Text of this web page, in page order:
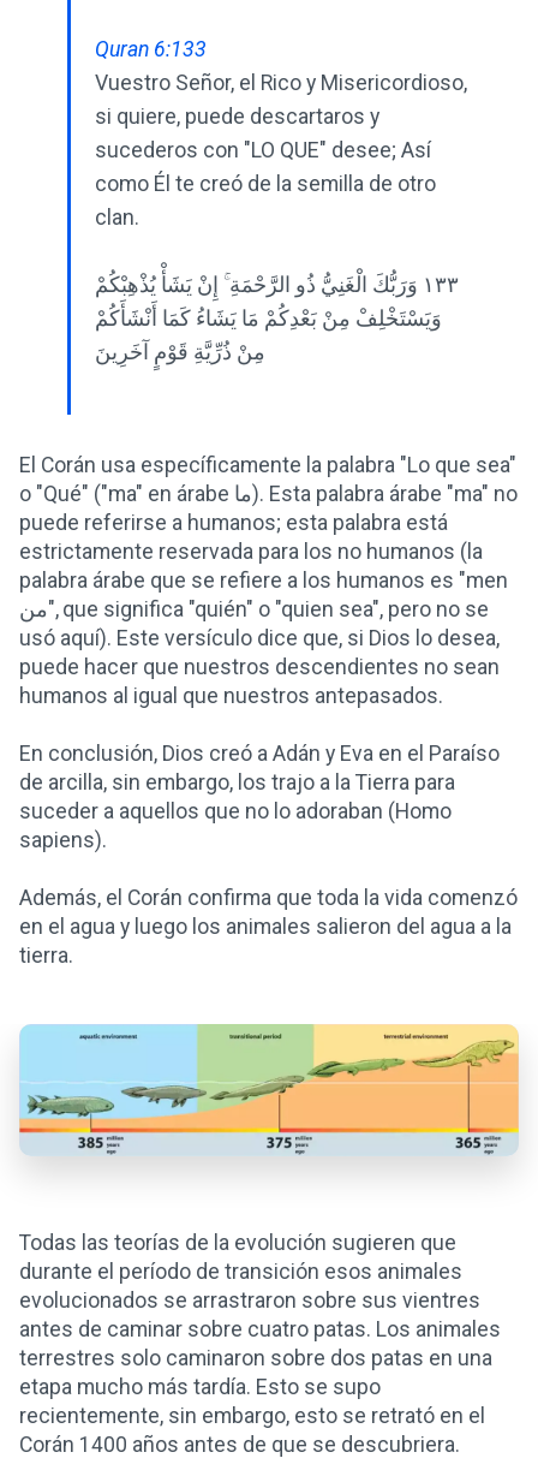
Quran 6:133
Vuestro Señor, el Rico y Misericordioso,
si quiere, puede descartaros y
sucederos con "LO QUE" desee; Así
como Él te creó de la semilla de otro
clan.
١٣٣ وَرَبُّكَ الْغَنِيُّ ذُو الرَّحْمَةِ ۚ إِنْ يَشَأْ يُذْهِبْكُمْ
وَيَسْتَخْلِفْ مِنْ بَعْدِكُمْ مَا يَشَاءُ كَمَا أَنْشَأَكُمْ
مِنْ ذُرِّيَّةِ قَوْمٍ آخَرِينَ
El Corán usa específicamente la palabra "Lo que sea"
o "Qué" ("ma" en árabe ما). Esta palabra árabe "ma" no
puede referirse a humanos; esta palabra está
estrictamente reservada para los no humanos (la
palabra árabe que se refiere a los humanos es "men
من", que significa "quién" o "quien sea", pero no se
usó aquí). Este versículo dice que, si Dios lo desea,
puede hacer que nuestros descendientes no sean
humanos al igual que nuestros antepasados.
En conclusión, Dios creó a Adán y Eva en el Paraíso
de arcilla, sin embargo, los trajo a la Tierra para
suceder a aquellos que no lo adoraban (Homo
sapiens).
Además, el Corán confirma que toda la vida comenzó
en el agua y luego los animales salieron del agua a la
tierra.
Todas las teorías de la evolución sugieren que
durante el período de transición esos animales
evolucionados se arrastraron sobre sus vientres
antes de caminar sobre cuatro patas. Los animales
terrestres solo caminaron sobre dos patas en una
etapa mucho más tardía. Esto se supo
recientemente, sin embargo, esto se retrató en el
Corán 1400 años antes de que se descubriera.